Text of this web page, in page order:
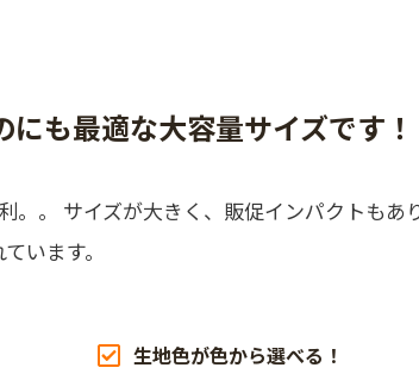
も最適な大容量サイズです！
。。 サイズが大きく、販促インパクトもあ
います。
生地色が色から選べる！